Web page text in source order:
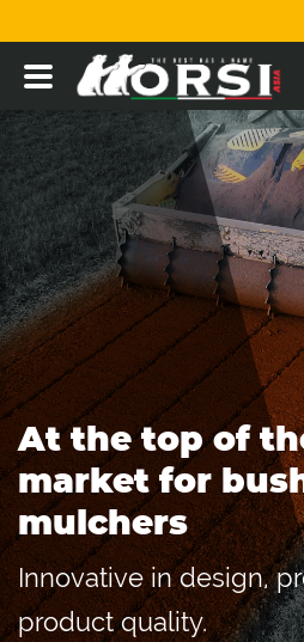
At the top of
market for
mulchers
Innovative in design,
product quality.